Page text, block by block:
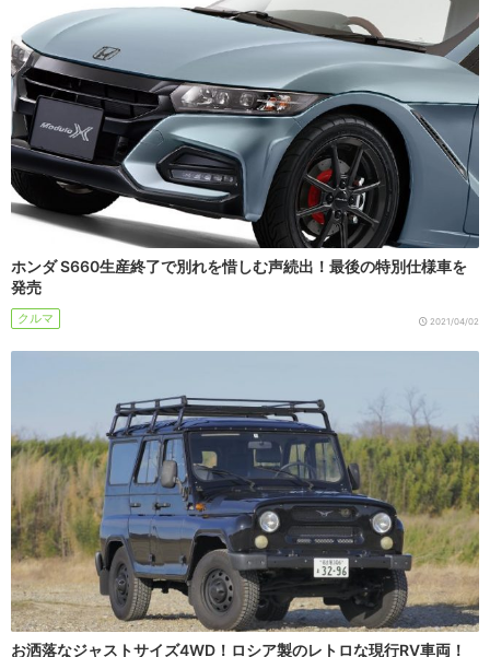
ホンダ S660生産終了で別れを惜しむ声続出！最後の特別仕様車を
発売
クルマ 2021/04/02
お洒落なジャストサイズ4WD！ロシア製のレトロな現行RV車両！